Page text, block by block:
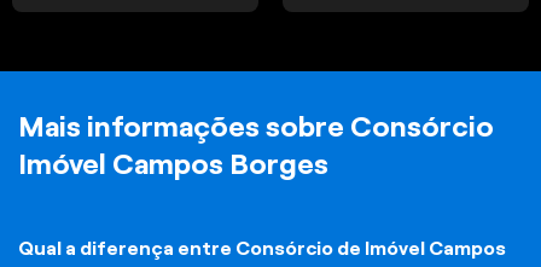
Mais informações sobre Consórcio
Imóvel Campos Borges
Qual a diferença entre Consórcio de Imóvel Campos